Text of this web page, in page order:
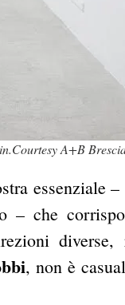
A+B
essenziale
– che
diverse,
, non è